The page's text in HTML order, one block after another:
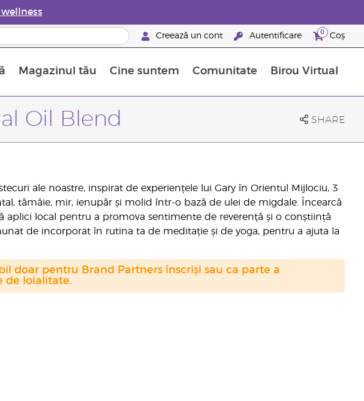
Creează un cont Autentificare 0 Coș
Magazinul tău Cine suntem Comunitate Birou Virtual
Oil Blend SHARE
ale noastre, inspirat de experiențele lui Gary în Orientul Mijlociu, 3
tămâie, mir, ienupăr și molid într-o bază de ulei de migdale. Încearcă
aplici local pentru a promova sentimente de reverență și o conștiință
de incorporat în rutina ta de meditație și de yoga, pentru a ajuta la
doar pentru Brand Partners înscriși sau ca parte a
de loialitate.